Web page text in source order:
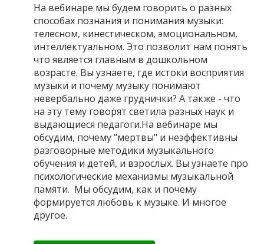
На вебинаре мы будем говорить о разных
способах познания и понимания музыки:
телесном, кинестическом, эмоциональном,
интеллектуальном. Это позволит нам понять
что является главным в дошкольном
возрасте. Вы узнаете, где истоки восприятия
музыки и почему музыку понимают
невербально даже груднички? А также - что
на эту тему говорят светила разных наук и
выдающиеся педагоги.На вебинаре мы
обсудим, почему "мертвы" и неэффективны
разговорные методики музыкального
обучения и детей, и взрослых. Вы узнаете про
психологические механизмы музыкальной
памяти. Мы обсудим, как и почему
формируется любовь к музыке. И многое
другое.